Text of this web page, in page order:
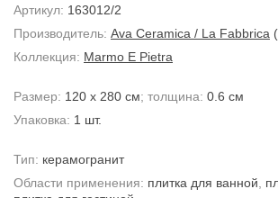
Артикул: 163012/2
Производитель: Ava Ceramica / La Fabbrica
Коллекция: Marmo E Pietra
Размер: 120 x 280 см; толщина: 0.6 см
Упаковка: 1 шт.
Тип: керамогранит
Области применения: плитка для ванной